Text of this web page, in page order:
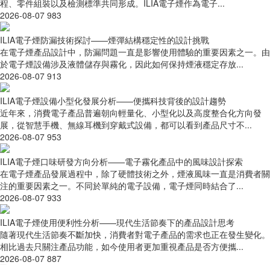
程、零件組裝以及檢測標準共同形成。ILIA電子煙作為電子...
2026-08-07 983
ILIA電子煙防漏技術探討——煙彈結構穩定性的設計挑戰
在電子煙產品設計中，防漏問題一直是影響使用體驗的重要因素之一。由
於電子煙設備涉及液體儲存與霧化，因此如何保持煙液穩定存放...
2026-08-07 913
ILIA電子煙設備小型化發展分析——便攜科技背後的設計趨勢
近年來，消費電子產品普遍朝向輕量化、小型化以及高度整合化方向發
展，從智慧手機、無線耳機到穿戴式設備，都可以看到產品尺寸不...
2026-08-07 953
ILIA電子煙口味研發方向分析——電子霧化產品中的風味設計探索
在電子煙產品發展過程中，除了硬體技術之外，煙液風味一直是消費者關
注的重要因素之一。不同於單純的電子設備，電子煙同時結合了...
2026-08-07 933
ILIA電子煙使用便利性分析——現代生活節奏下的產品設計思考
隨著現代生活節奏不斷加快，消費者對電子產品的需求也正在發生變化。
相比過去只關注產品功能，如今使用者更加重視產品是否方便攜...
2026-08-07 887